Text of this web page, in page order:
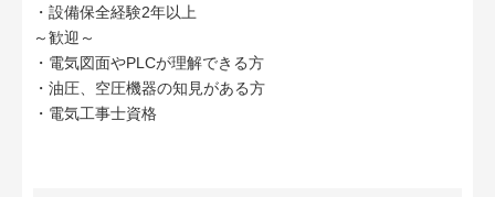
・設備保全経験2年以上
～歓迎～
・電気図面やPLCが理解できる方
・油圧、空圧機器の知見がある方
・電気工事士資格